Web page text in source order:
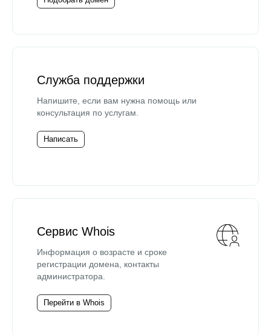
Служба поддержки
Напишите, если вам нужна помощь или
консультация по услугам.
Написать
Сервис Whois
Информация о возрасте и сроке
регистрации домена, контакты
администратора.
Перейти в Whois